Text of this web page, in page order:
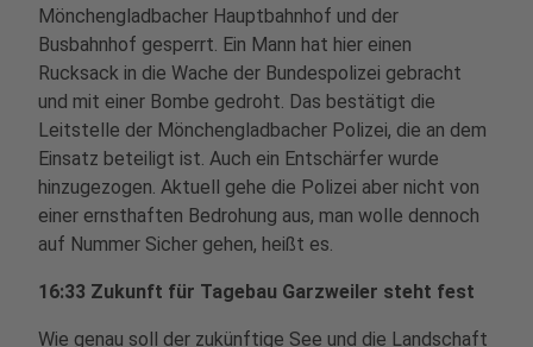
Mönchengladbacher Hauptbahnhof und der
Busbahnhof gesperrt. Ein Mann hat hier einen
Rucksack in die Wache der Bundespolizei gebracht
und mit einer Bombe gedroht. Das bestätigt die
Leitstelle der Mönchengladbacher Polizei, die an dem
Einsatz beteiligt ist. Auch ein Entschärfer wurde
hinzugezogen. Aktuell gehe die Polizei aber nicht von
einer ernsthaften Bedrohung aus, man wolle dennoch
auf Nummer Sicher gehen, heißt es.
16:33 Zukunft für Tagebau Garzweiler steht fest
Wie genau soll der zukünftige See und die Landschaft